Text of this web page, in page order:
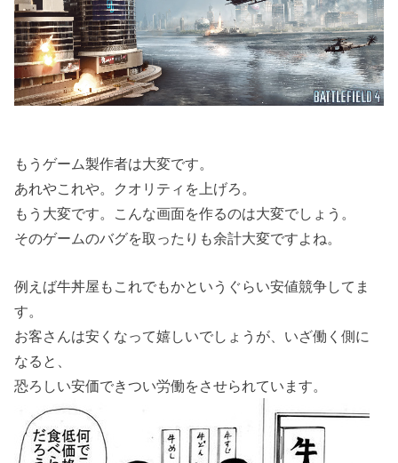
もうゲーム製作者は大変です。
あれやこれや。クオリティを上げろ。
もう大変です。こんな画面を作るのは大変でしょう。
そのゲームのバグを取ったりも余計大変ですよね。
例えば牛丼屋もこれでもかというぐらい安値競争してま
す。
お客さんは安くなって嬉しいでしょうが、いざ働く側に
なると、
恐ろしい安価できつい労働をさせられています。